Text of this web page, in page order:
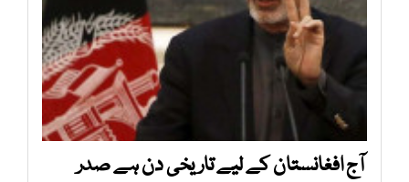
آج افغانستان کے لیے تاریخی دن ہے صدر